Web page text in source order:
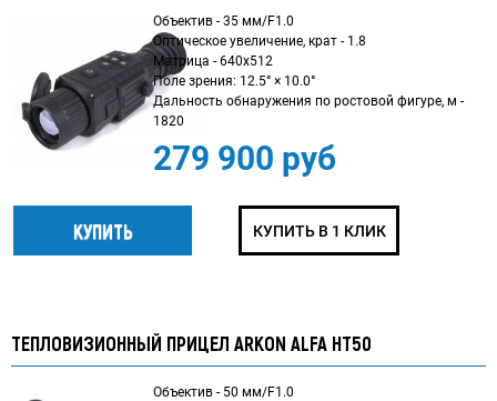
Объектив - 35 мм/F1.0
Оптическое увеличение, крат - 1.8
Матрица - 640x512
Поле зрения: 12.5° × 10.0°
Дальность обнаружения по ростовой фигуре, м -
1820
279 900 руб
КУПИТЬ В 1 КЛИК
ТЕПЛОВИЗИОННЫЙ ПРИЦЕЛ ARKON ALFA HT50
Объектив - 50 мм/F1.0